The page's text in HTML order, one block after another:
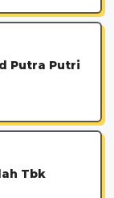
Putra Putri
Tbk